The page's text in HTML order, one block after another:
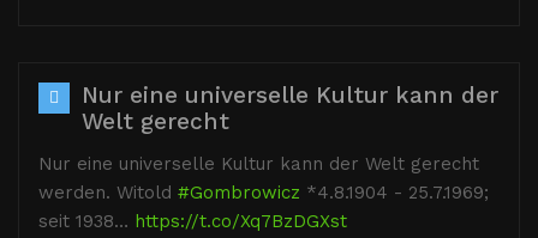
Nur eine universelle Kultur kann der
Welt gerecht
Nur eine universelle Kultur kann der Welt gerecht
werden. Witold #Gombrowicz *4.8.1904 - 25.7.1969;
seit 1938… https://t.co/Xq7BzDGXst